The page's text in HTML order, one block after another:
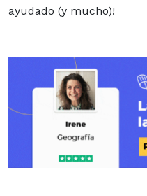
ayudado (y mucho)!